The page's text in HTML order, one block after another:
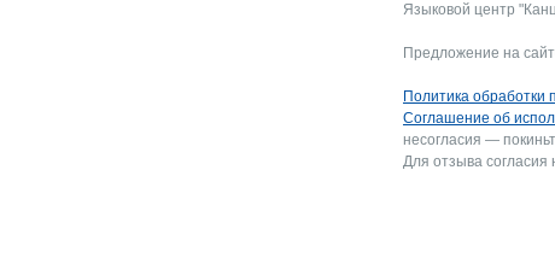
Языковой центр
Предложение на
Политика
Соглашение об
несогласия —
Для отзыва согласия